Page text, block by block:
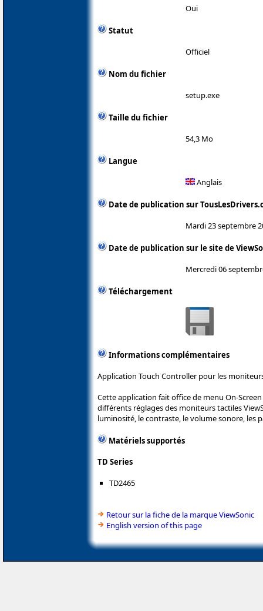
Oui
Statut
Officiel
Nom du fichier
setup.exe
Taille du fichier
54,3 Mo
Langue
Anglais
Date de publication sur
Mardi 23 septembre
Date de publication sur le site de
Mercredi 06
Téléchargement
Informations complémentaires
Application Touch Controller pour les
Cette application fait office de menu On-
différents réglages des moniteurs tactiles
luminosité, le contraste, le volume sonore, les
Matériels supportés
TD Series
TD2465
Retour sur la fiche de la marque ViewSonic
English version of this page